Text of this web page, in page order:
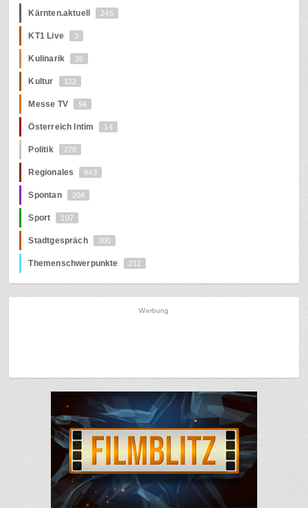
Kärnten.aktuell 245
KT1 Live 3
Kulinarik 36
Kultur 122
Messe TV 94
Österreich Intim 14
Politik 278
Regionales 943
Spontan 204
Sport 107
Stadtgespräch 300
Themenschwerpunkte 212
Werbung